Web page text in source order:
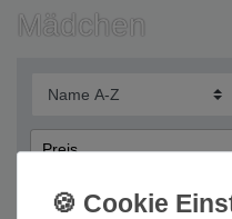
Mädchen
Preis